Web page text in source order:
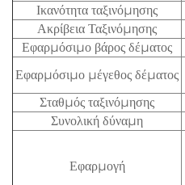
Ικανότητα ταξινόμησης
Ακρίβεια Ταξινόμησης
Εφαρμόσιμο βάρος δέματος
Εφαρμόσιμο μέγεθος δέματος
Σταθμός ταξινόμησης
Συνολική δύναμη
Εφαρμογή